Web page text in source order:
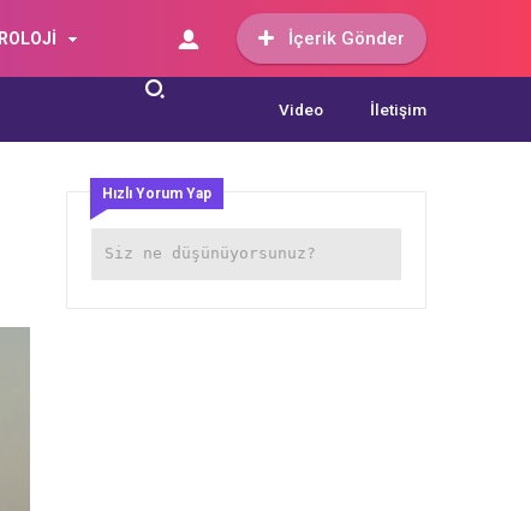
İçerik Gönder
Video İletişim
Hızlı Yorum Yap